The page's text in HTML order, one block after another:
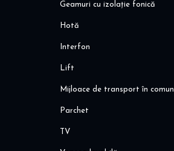
Geamuri cu izolație fonică
Hotă
Interfon
Lift
Mijloace de transport în comun
Parchet
TV